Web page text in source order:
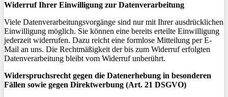
Widerruf Ihrer Einwilligung zur Datenverarbeitung
Viele Datenverarbeitungsvorgänge sind nur mit Ihrer ausdrücklichen
Einwilligung möglich. Sie können eine bereits erteilte Einwilligung
jederzeit widerrufen. Dazu reicht eine formlose Mitteilung per E-
Mail an uns. Die Rechtmäßigkeit der bis zum Widerruf erfolgten
Datenverarbeitung bleibt vom Widerruf unberührt.
Widerspruchsrecht gegen die Datenerhebung in besonderen
Fällen sowie gegen Direktwerbung (Art. 21 DSGVO)